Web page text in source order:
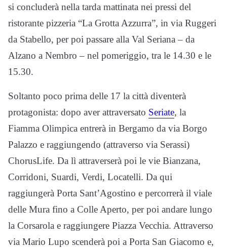
si concluderà nella tarda mattinata nei pressi del
ristorante pizzeria “La Grotta Azzurra”, in via Ruggeri
da Stabello, per poi passare alla Val Seriana – da
Alzano a Nembro – nel pomeriggio, tra le 14.30 e le
15.30.
Soltanto poco prima delle 17 la città diventerà
protagonista: dopo aver attraversato Seriate, la
Fiamma Olimpica entrerà in Bergamo da via Borgo
Palazzo e raggiungendo (attraverso via Serassi)
ChorusLife. Da lì attraverserà poi le vie Bianzana,
Corridoni, Suardi, Verdi, Locatelli. Da qui
raggiungerà Porta Sant’Agostino e percorrerà il viale
delle Mura fino a Colle Aperto, per poi andare lungo
la Corsarola e raggiungere Piazza Vecchia. Attraverso
via Mario Lupo scenderà poi a Porta San Giacomo e,